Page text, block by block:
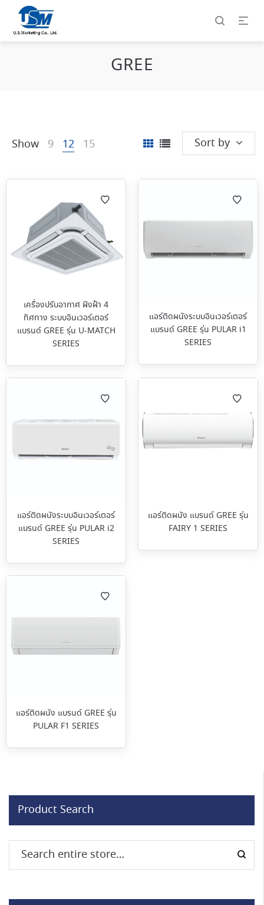
GREE
Show 9 12 15 Sort by
เครื่องปรับอากาศ ฝังฝ้า 4
ทิศทาง ระบบอินเวอร์เตอร์
แบรนด์ GREE รุ่น U-MATCH
SERIES
แอร์ติดผนังระบบอินเวอร์เตอร์
แบรนด์ GREE รุ่น PULAR i1
SERIES
แอร์ติดผนังระบบอินเวอร์เตอร์
แบรนด์ GREE รุ่น PULAR i2
SERIES
แอร์ติดผนัง แบรนด์ GREE รุ่น
FAIRY 1 SERIES
แอร์ติดผนัง แบรนด์ GREE รุ่น
PULAR F1 SERIES
Product Search